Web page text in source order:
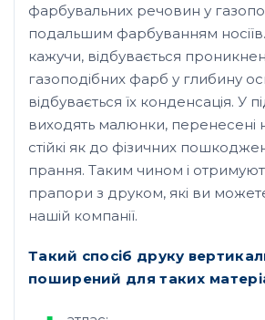
фарбувальних речовин у
подальшим фарбуванням
кажучи, відбувається
газоподібних фарб у глибину
відбувається їх конденсація. У
виходять малюнки, перенесені
стійкі як до фізичних
прання. Таким чином і
прапори з друком, які ви
нашій компанії.
Такий спосіб друку
поширений для таких